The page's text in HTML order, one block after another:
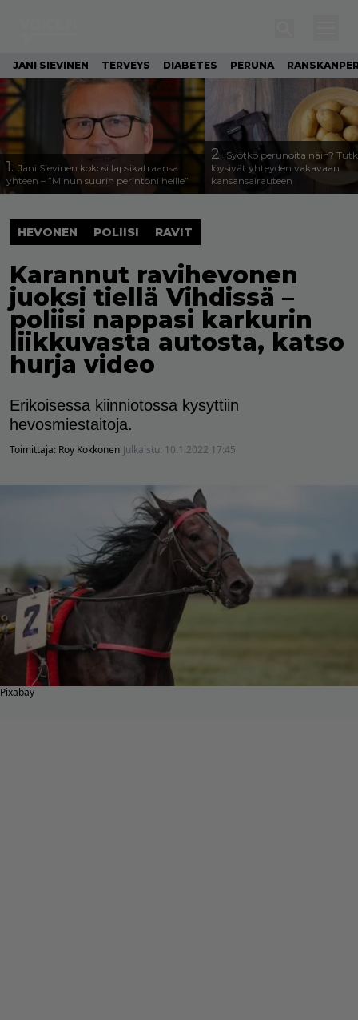
JANI SIEVINEN TERVEYS DIABETES PERUNA
1. Jani Sievinen kokosi lapsikatraansa
yhteen – ”Minun suurin perintöni heille”
2. Syötkö perunoita näin?
löysivät yhteyden vakavaan
kansansairauteen
HEVONEN POLIISI RAVIT
Karannut ravihevonen
juoksi tiellä Vihdissä –
poliisi nappasi karkurin
liikkuvasta autosta, katso
hurja video
Erikoisessa kiinniotossa kysyttiin
hevosmiestaitoja.
Toimittaja: Roy Kokkonen Julkaistu: 10.1.2022 17:45
Pixabay